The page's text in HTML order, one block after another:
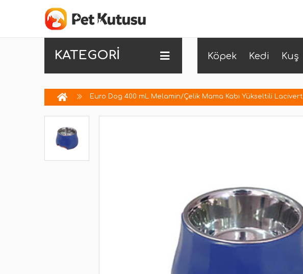
KATEGORİ Köpek Kedi Kuş
Euro Dog 400 mL Melamin/Çelik Mama Kabı Yükseltili Lacivert